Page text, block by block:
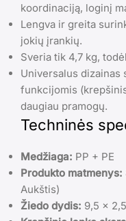
koordinaciją, loginį
Lengva ir greita
jokių įrankių.
Sveria tik 4,7 kg,
Universalus dizainas
funkcijomis
daugiau pramogų.
Techninės
Medžiaga: PP + PE
Produkto matmenys:
Aukštis)
Žiedo dydis: 9,5 x